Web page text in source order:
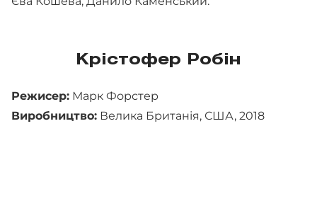
Крістофер Робін
Режисер: Марк Форстер
Виробництво: Велика Британія, США, 2018